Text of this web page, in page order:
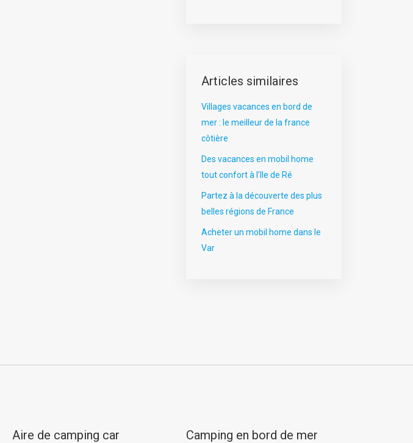
Articles similaires
Villages vacances en bord de
mer : le meilleur de la france
côtière
Des vacances en mobil home
tout confort à l’Ile de Ré
Partez à la découverte des plus
belles régions de France
Acheter un mobil home dans le
Var
Aire de camping car Camping en bord de mer